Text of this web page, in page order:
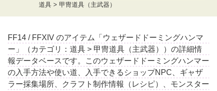
道具 > 甲冑道具（主武器）
FF14 / FFXIV のアイテム「ウェザードドーミングハンマ
ー」（カテゴリ：道具 > 甲冑道具（主武器））の詳細情
報データベースです。このウェザードドーミングハンマー
の入手方法や使い道、入手できるショップNPC、ギャザ
ラー採集場所、クラフト制作情報（レシピ）、モンスター